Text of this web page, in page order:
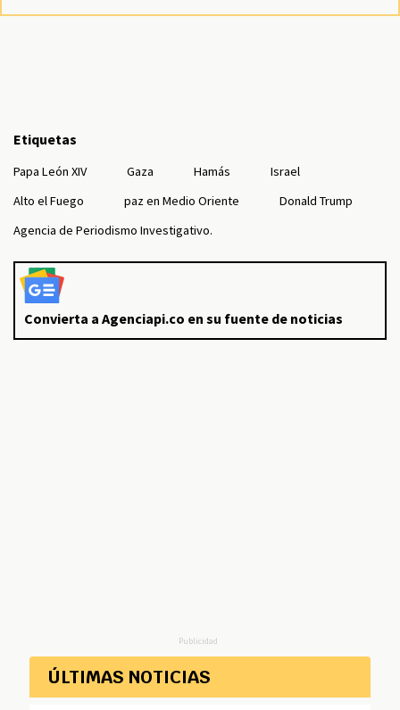
Etiquetas
Papa León XIV Gaza Hamás
Israel
Alto el Fuego
paz en Medio Oriente
Donald Trump
Agencia de Periodismo Investigativo.
Convierta a Agenciapi.co en su fuente de noticias
Publicidad
ÚLTIMAS NOTICIAS